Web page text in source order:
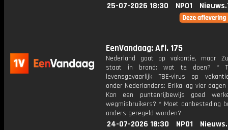
25-07-2026 18:30 NPO1
EenVandaag: Afl. 175
Nederland gaat op vakantie, maar
staat in brand: wat te doen? *
levensgevaarlijk TBE-virus op
onder Nederlanders: Erika lag vier
Kan een puntenrijbewijs goed
wegmisbruikers? * Moet aanbesteding
anders geregeld worden?
24-07-2026 18:30 NPO1